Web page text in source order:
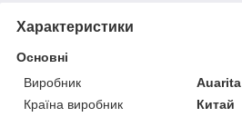
Характеристики
Основні
Виробник
Auarita
Країна виробник
Китай